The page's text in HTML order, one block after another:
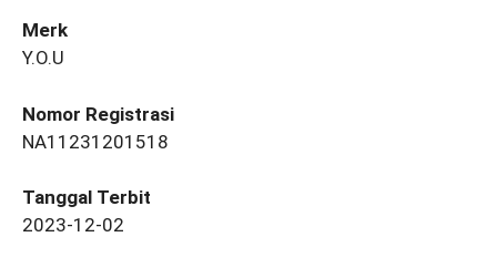
Merk
Y.O.U
Nomor Registrasi
NA11231201518
Tanggal Terbit
2023-12-02